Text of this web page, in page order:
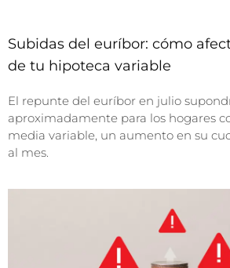
Subidas del euríbor: cómo
de tu hipoteca variable
El repunte del euríbor en julio
aproximadamente para los hogares
media variable, un aumento en su
al mes.